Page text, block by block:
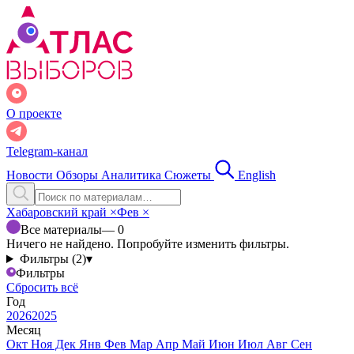
О проекте
Telegram-канал
Новости Обзоры Аналитика Сюжеты English
Хабаровский край ×Фев ×
Все материалы— 0
Ничего не найдено. Попробуйте изменить фильтры.
Фильтры (2)▾
Фильтры
Сбросить всё
Год
20262025
Месяц
Окт Ноя Дек Янв Фев Мар Апр Май Июн Июл Авг Сен